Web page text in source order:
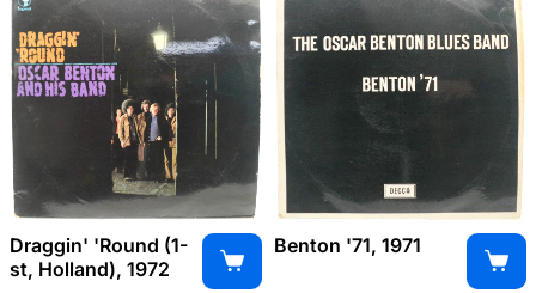
Draggin' 'Round (1-
st, Holland), 1972
Benton '71, 1971